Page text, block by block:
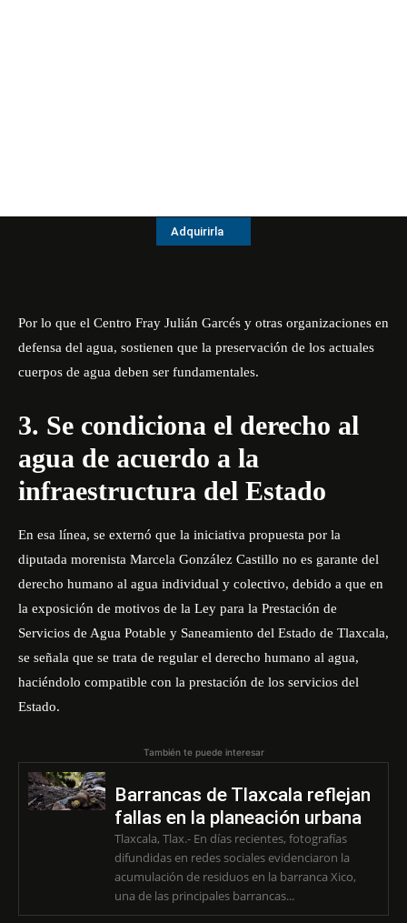
Adquirirla
Por lo que el Centro Fray Julián Garcés y otras organizaciones en
defensa del agua, sostienen que la preservación de los actuales
cuerpos de agua deben ser fundamentales.
3. Se condiciona el derecho al
agua de acuerdo a la
infraestructura del Estado
En esa línea, se externó que la iniciativa propuesta por la
diputada morenista Marcela González Castillo no es garante del
derecho humano al agua individual y colectivo, debido a que en
la exposición de motivos de la Ley para la Prestación de
Servicios de Agua Potable y Saneamiento del Estado de Tlaxcala,
se señala que se trata de regular el derecho humano al agua,
haciéndolo compatible con la prestación de los servicios del
Estado.
También te puede interesar
Barrancas de Tlaxcala reflejan
fallas en la planeación urbana
Tlaxcala, Tlax.- En días recientes, fotografías
difundidas en redes sociales evidenciaron la
acumulación de residuos en la barranca Xico,
una de las principales barrancas...